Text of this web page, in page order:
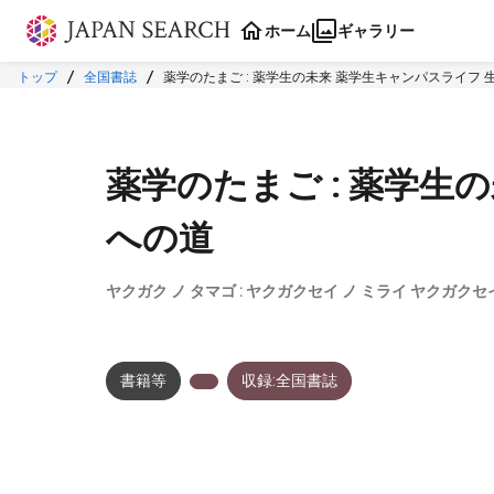
本文に飛ぶ
ホーム ギャラリー
トップ 全国書誌 薬学のたまご : 薬学生の未来 薬学生キャンパスライフ
薬学のたまご : 薬学生
への道
ヤクガク ノ タマゴ : ヤクガクセイ ノ ミライ ヤクガク
書籍等 収録:全国書誌